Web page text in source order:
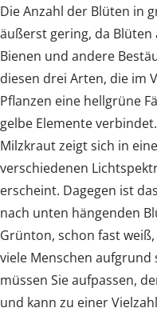
Die Anzahl der Blüten in
äußerst gering, da
Bienen und andere
diesen drei Arten, die im
Pflanzen eine hellgrüne
gelbe Elemente
Milzkraut zeigt sich in
verschiedenen
erscheint. Dagegen ist
nach unten hängenden
Grünton, schon fast
viele Menschen aufgrund
müssen Sie aufpassen,
und kann zu einer